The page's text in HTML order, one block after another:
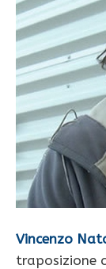
Vincenzo
traposizione